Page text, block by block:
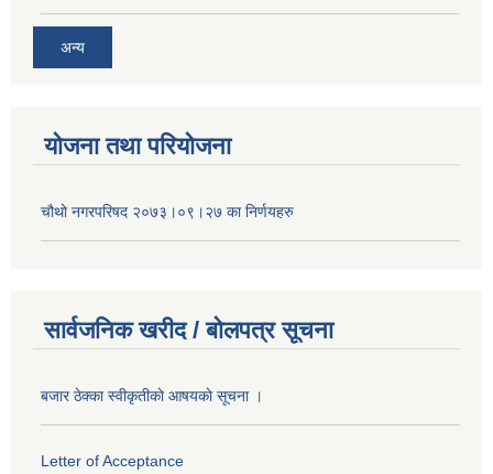
अन्य
योजना तथा परियोजना
चौथो नगरपरिषद २०७३।०९।२७ का निर्णयहरु
सार्वजनिक खरीद / बोलपत्र सूचना
बजार ठेक्का स्वीकृतीकाे आषयकाे सूचना ।
Letter of Acceptance